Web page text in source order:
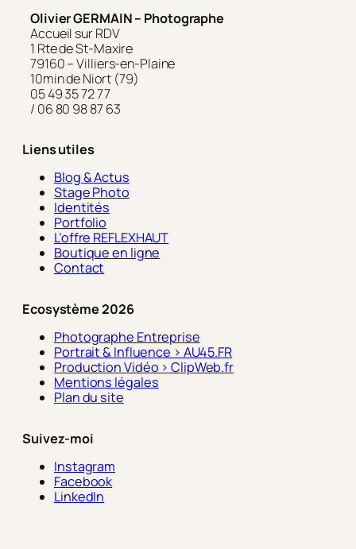
Olivier GERMAIN – Photographe
Accueil sur RDV
1 Rte de St-Maxire
79160 – Villiers-en-Plaine
10min de Niort (79)
05 49 35 72 77
/ 06 80 98 87 63
Liens utiles
Blog & Actus
Stage Photo
Identités
Portfolio
L’offre REFLEXHAUT
Boutique en ligne
Contact
Ecosystème 2026
Photographe Entreprise
Portrait & Influence > AU45.FR
Production Vidéo > ClipWeb.fr
Mentions légales
Plan du site
Suivez-moi
Instagram
Facebook
LinkedIn